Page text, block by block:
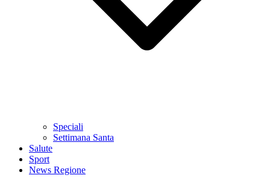
Speciali
Settimana Santa
Salute
Sport
News Regione